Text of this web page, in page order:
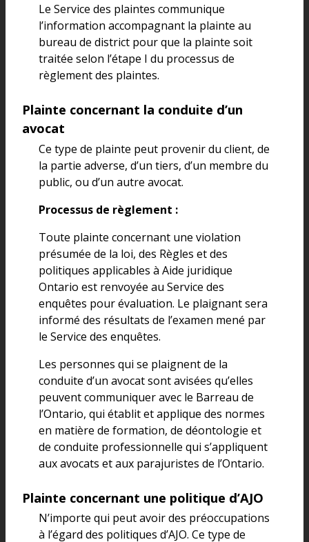
Le Service des plaintes communique
l’information accompagnant la plainte au
bureau de district pour que la plainte soit
traitée selon l’étape I du processus de
règlement des plaintes.
Plainte concernant la conduite d’un
avocat
Ce type de plainte peut provenir du client, de
la partie adverse, d’un tiers, d’un membre du
public, ou d’un autre avocat.
Processus de règlement :
Toute plainte concernant une violation
présumée de la loi, des Règles et des
politiques applicables à Aide juridique
Ontario est renvoyée au Service des
enquêtes pour évaluation. Le plaignant sera
informé des résultats de l’examen mené par
le Service des enquêtes.
Les personnes qui se plaignent de la
conduite d’un avocat sont avisées qu’elles
peuvent communiquer avec le Barreau de
l’Ontario, qui établit et applique des normes
en matière de formation, de déontologie et
de conduite professionnelle qui s’appliquent
aux avocats et aux parajuristes de l’Ontario.
Plainte concernant une politique d’AJO
N’importe qui peut avoir des préoccupations
à l’égard des politiques d’AJO. Ce type de